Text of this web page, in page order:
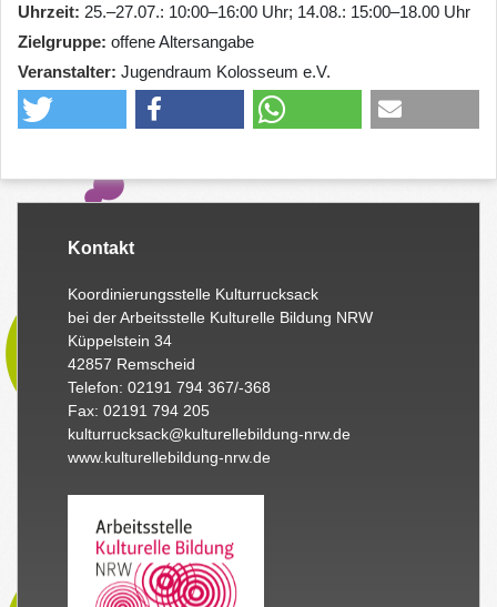
Uhrzeit 25.–27.07.: 10:00–16:00 Uhr; 14.08.: 15:00–18.00 Uhr
Zielgruppe offene Altersangabe
Veranstalter Jugendraum Kolosseum e.V.
Kontakt
Koordinierungsstelle Kulturrucksack
bei der Arbeitsstelle Kulturelle Bildung NRW
Küppelstein 34
42857 Remscheid
Telefon: 02191 794 367/-368
Fax: 02191 794 205
kulturrucksack@kulturellebildung-nrw.de
www.kulturellebildung-nrw.de